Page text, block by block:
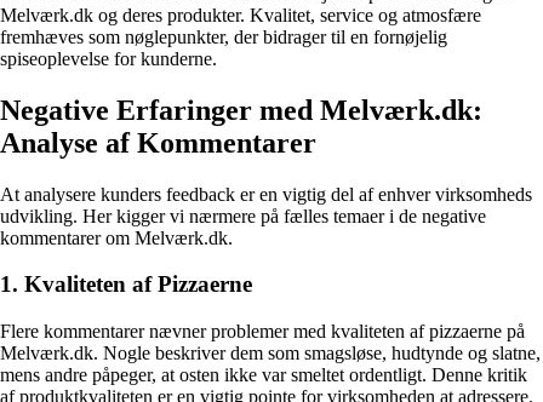
Melværk.dk og deres produkter. Kvalitet, service og atmosfære
fremhæves som nøglepunkter, der bidrager til en fornøjelig
spiseoplevelse for kunderne.
Negative Erfaringer med Melværk.dk:
Analyse af Kommentarer
At analysere kunders feedback er en vigtig del af enhver virksomheds
udvikling. Her kigger vi nærmere på fælles temaer i de negative
kommentarer om Melværk.dk.
1. Kvaliteten af Pizzaerne
Flere kommentarer nævner problemer med kvaliteten af pizzaerne på
Melværk.dk. Nogle beskriver dem som smagsløse, hudtynde og slatne,
mens andre påpeger, at osten ikke var smeltet ordentligt. Denne kritik
af produktkvaliteten er en vigtig pointe for virksomheden at adressere.